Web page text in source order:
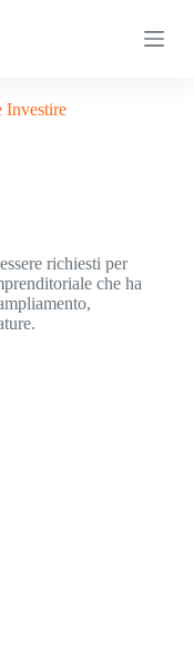
Investire
richiesti per
che ha